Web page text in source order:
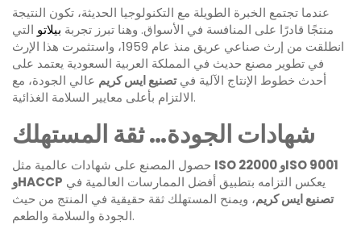
عندما تجتمع الخبرة الطويلة مع التكنولوجيا الحديثة، تكون النتيجة
منتجًا قادرًا على المنافسة في الأسواق. وهنا تبرز تجربة بيلاتو التي
انطلقت من إرث صناعي عريق منذ عام 1959، واستثمرت هذا الإرث
في تطوير مصنع حديث في المملكة العربية السعودية يعتمد على
أحدث خطوط الإنتاج الآلية فيتصنيع ايس كريم عالي الجودة، مع
الالتزام بأعلى معايير السلامة الغذائية.
شهادات الجودة… ثقة المستهلك
ISO 22000 وISO 9001
وHACCP يعكس التزامه بتطبيق أفضل الممارسات العالمية في
تصنيع ايس كريم، ويمنح المستهلك ثقة حقيقية في المنتج من حيث
الجودة والسلامة والطعم.